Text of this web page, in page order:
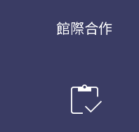
館際合作
inventory